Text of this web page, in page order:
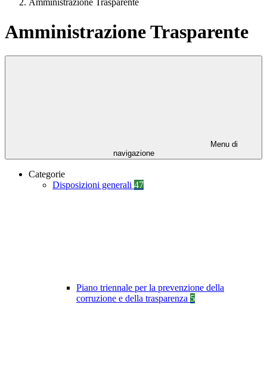
Amministrazione Trasparente
Amministrazione Trasparente
Menu di
navigazione
Categorie
Disposizioni generali 47
Piano triennale per la prevenzione della
corruzione e della trasparenza 5